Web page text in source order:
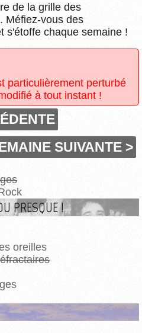
de la grille des
Méfiez-vous des
s'étoffe chaque semaine !
particulièrement perturbé
à tout instant !
SUIVANTE >
PRESQUE !
oreilles